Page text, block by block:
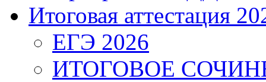
Итоговая аттестация
ЕГЭ 2026
ИТОГОВОЕ